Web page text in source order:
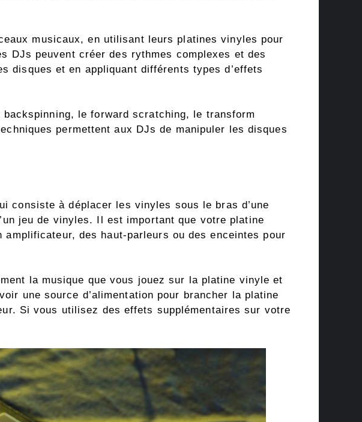
musicaux, en utilisant leurs platines vinyles pour
DJs peuvent créer des rythmes complexes et des
disques et en appliquant différents types d’effets
le forward scratching, le transform
permettent aux DJs de manipuler les disques
consiste à déplacer les vinyles sous le bras d’une
jeu de vinyles. Il est important que votre platine
des haut-parleurs ou des enceintes pour
la musique que vous jouez sur la platine vinyle et
une source d’alimentation pour brancher la platine
Si vous utilisez des effets supplémentaires sur votre